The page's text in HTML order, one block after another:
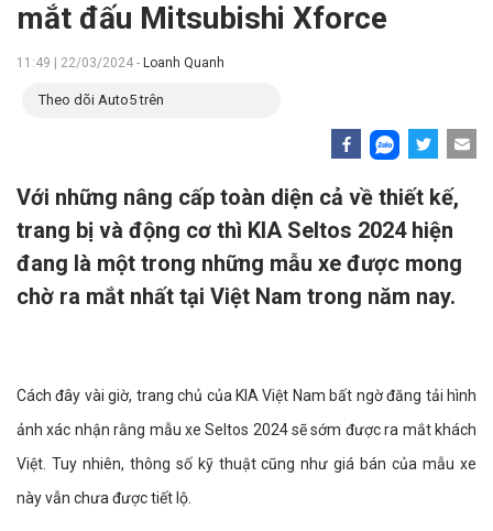
mắt đấu Mitsubishi Xforce
11:49 | 22/03/2024 - Loanh Quanh
Theo dõi Auto5 trên
Với những nâng cấp toàn diện cả về thiết kế,
trang bị và động cơ thì KIA Seltos 2024 hiện
đang là một trong những mẫu xe được mong
chờ ra mắt nhất tại Việt Nam trong năm nay.
Cách đây vài giờ, trang chủ của KIA Việt Nam bất ngờ đăng tải hình
ảnh xác nhận rằng mẫu xe Seltos 2024 sẽ sớm được ra mắt khách
Việt. Tuy nhiên, thông số kỹ thuật cũng như giá bán của mẫu xe
này vẫn chưa được tiết lộ.